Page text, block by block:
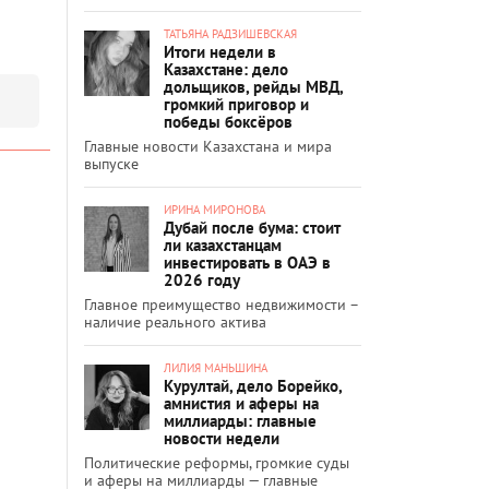
ТАТЬЯНА РАДЗИШЕВСКАЯ
Итоги недели в
Казахстане: дело
дольщиков, рейды МВД,
громкий приговор и
победы боксёров
Главные новости Казахстана и мира
выпуске
ИРИНА МИРОНОВА
Дубай после бума: стоит
ли казахстанцам
инвестировать в ОАЭ в
2026 году
Главное преимущество недвижимости –
наличие реального актива
ЛИЛИЯ МАНЬШИНА
Курултай, дело Борейко,
амнистия и аферы на
миллиарды: главные
новости недели
Политические реформы, громкие суды
и аферы на миллиарды — главные